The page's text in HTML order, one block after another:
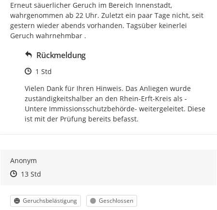
Erneut säuerlicher Geruch im Bereich Innenstadt,
wahrgenommen ab 22 Uhr. Zuletzt ein paar Tage nicht, seit
gestern wieder abends vorhanden. Tagsüber keinerlei
Geruch wahrnehmbar .
Rückmeldung
Zeitpunkt des Erstellens
1 Std
Vielen Dank für Ihren Hinweis. Das Anliegen wurde
zuständigkeitshalber an den Rhein-Erft-Kreis als -
Untere Immissionsschutzbehörde- weitergeleitet. Diese
ist mit der Prüfung bereits befasst.
Anonym
Zeitpunkt des Erstellens
Zeitpunkt des Erstellens
13 StdZur Äußerung
Kategorie
Geruchsbelästigung Status
Geschlossen